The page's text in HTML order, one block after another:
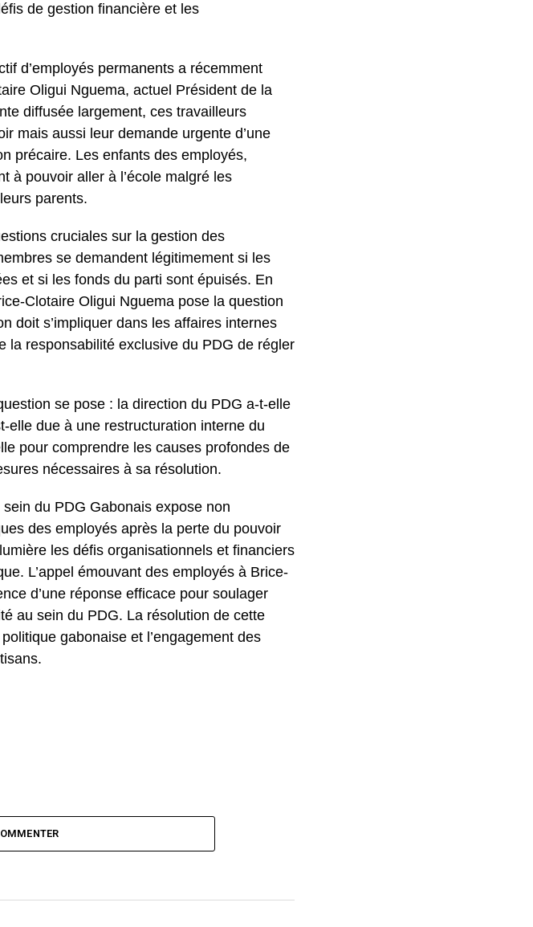
de gestion financière et les
d’employés permanents a récemment
Oligui Nguema, actuel Président de la
diffusée largement, ces travailleurs
mais aussi leur demande urgente d’une
précaire. Les enfants des employés,
à pouvoir aller à l’école malgré les
parents.
cruciales sur la gestion des
se demandent légitimement si les
et si les fonds du parti sont épuisés. En
Clotaire Oligui Nguema pose la question
doit s’impliquer dans les affaires internes
la responsabilité exclusive du PDG de régler
se pose : la direction du PDG a-t-elle
elle due à une restructuration interne du
pour comprendre les causes profondes de
nécessaires à sa résolution.
du PDG Gabonais expose non
des employés après la perte du pouvoir
les défis organisationnels et financiers
L’appel émouvant des employés à Brice-
d’une réponse efficace pour soulager
au sein du PDG. La résolution de cette
gabonaise et l’engagement des